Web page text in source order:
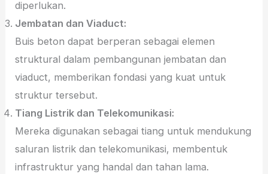
diperlukan.
Jembatan dan Viaduct:
Buis beton dapat berperan sebagai elemen
struktural dalam pembangunan jembatan dan
viaduct, memberikan fondasi yang kuat untuk
struktur tersebut.
Tiang Listrik dan Telekomunikasi:
Mereka digunakan sebagai tiang untuk mendukung
saluran listrik dan telekomunikasi, membentuk
infrastruktur yang handal dan tahan lama.